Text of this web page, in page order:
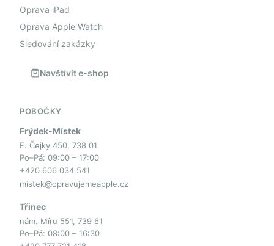
Oprava iPad
Oprava Apple Watch
Sledování zakázky
Navštívit e-shop
POBOČKY
Frýdek-Místek
F. Čejky 450, 738 01
Po–Pá: 09:00 – 17:00
+420 606 034 541
mistek@opravujemeapple.cz
Třinec
nám. Míru 551, 739 61
Po–Pá: 08:00 – 16:30